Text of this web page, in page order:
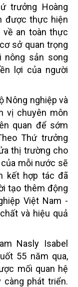
trưởng Hoàng
được thực hiện
an toàn thực
sở quan trọng
nông sản song
lợi của người
Nông nghiệp và
vị chuyên môn
quan để sớm
Thứ trưởng
thị trường cho
mỗi nước sẽ
kết hợp tác đã
tạo thêm động
Việt Nam -
và hiệu quả
Nasly Isabel
55 năm qua,
mối quan hệ
càng phát triển.